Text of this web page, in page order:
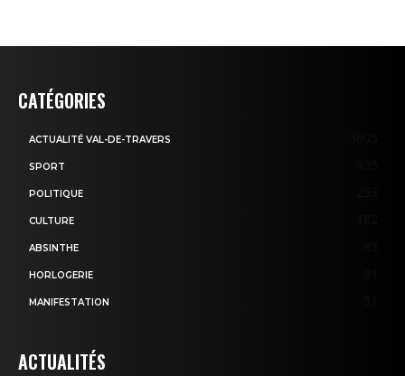
CATÉGORIES
ACTUALITÉ VAL-DE-TRAVERS
SPORT
POLITIQUE
CULTURE
ABSINTHE
HORLOGERIE
MANIFESTATION
ACTUALITÉS